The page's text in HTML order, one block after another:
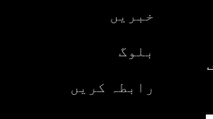
خبریں
بلوگ
رابطہ کریں